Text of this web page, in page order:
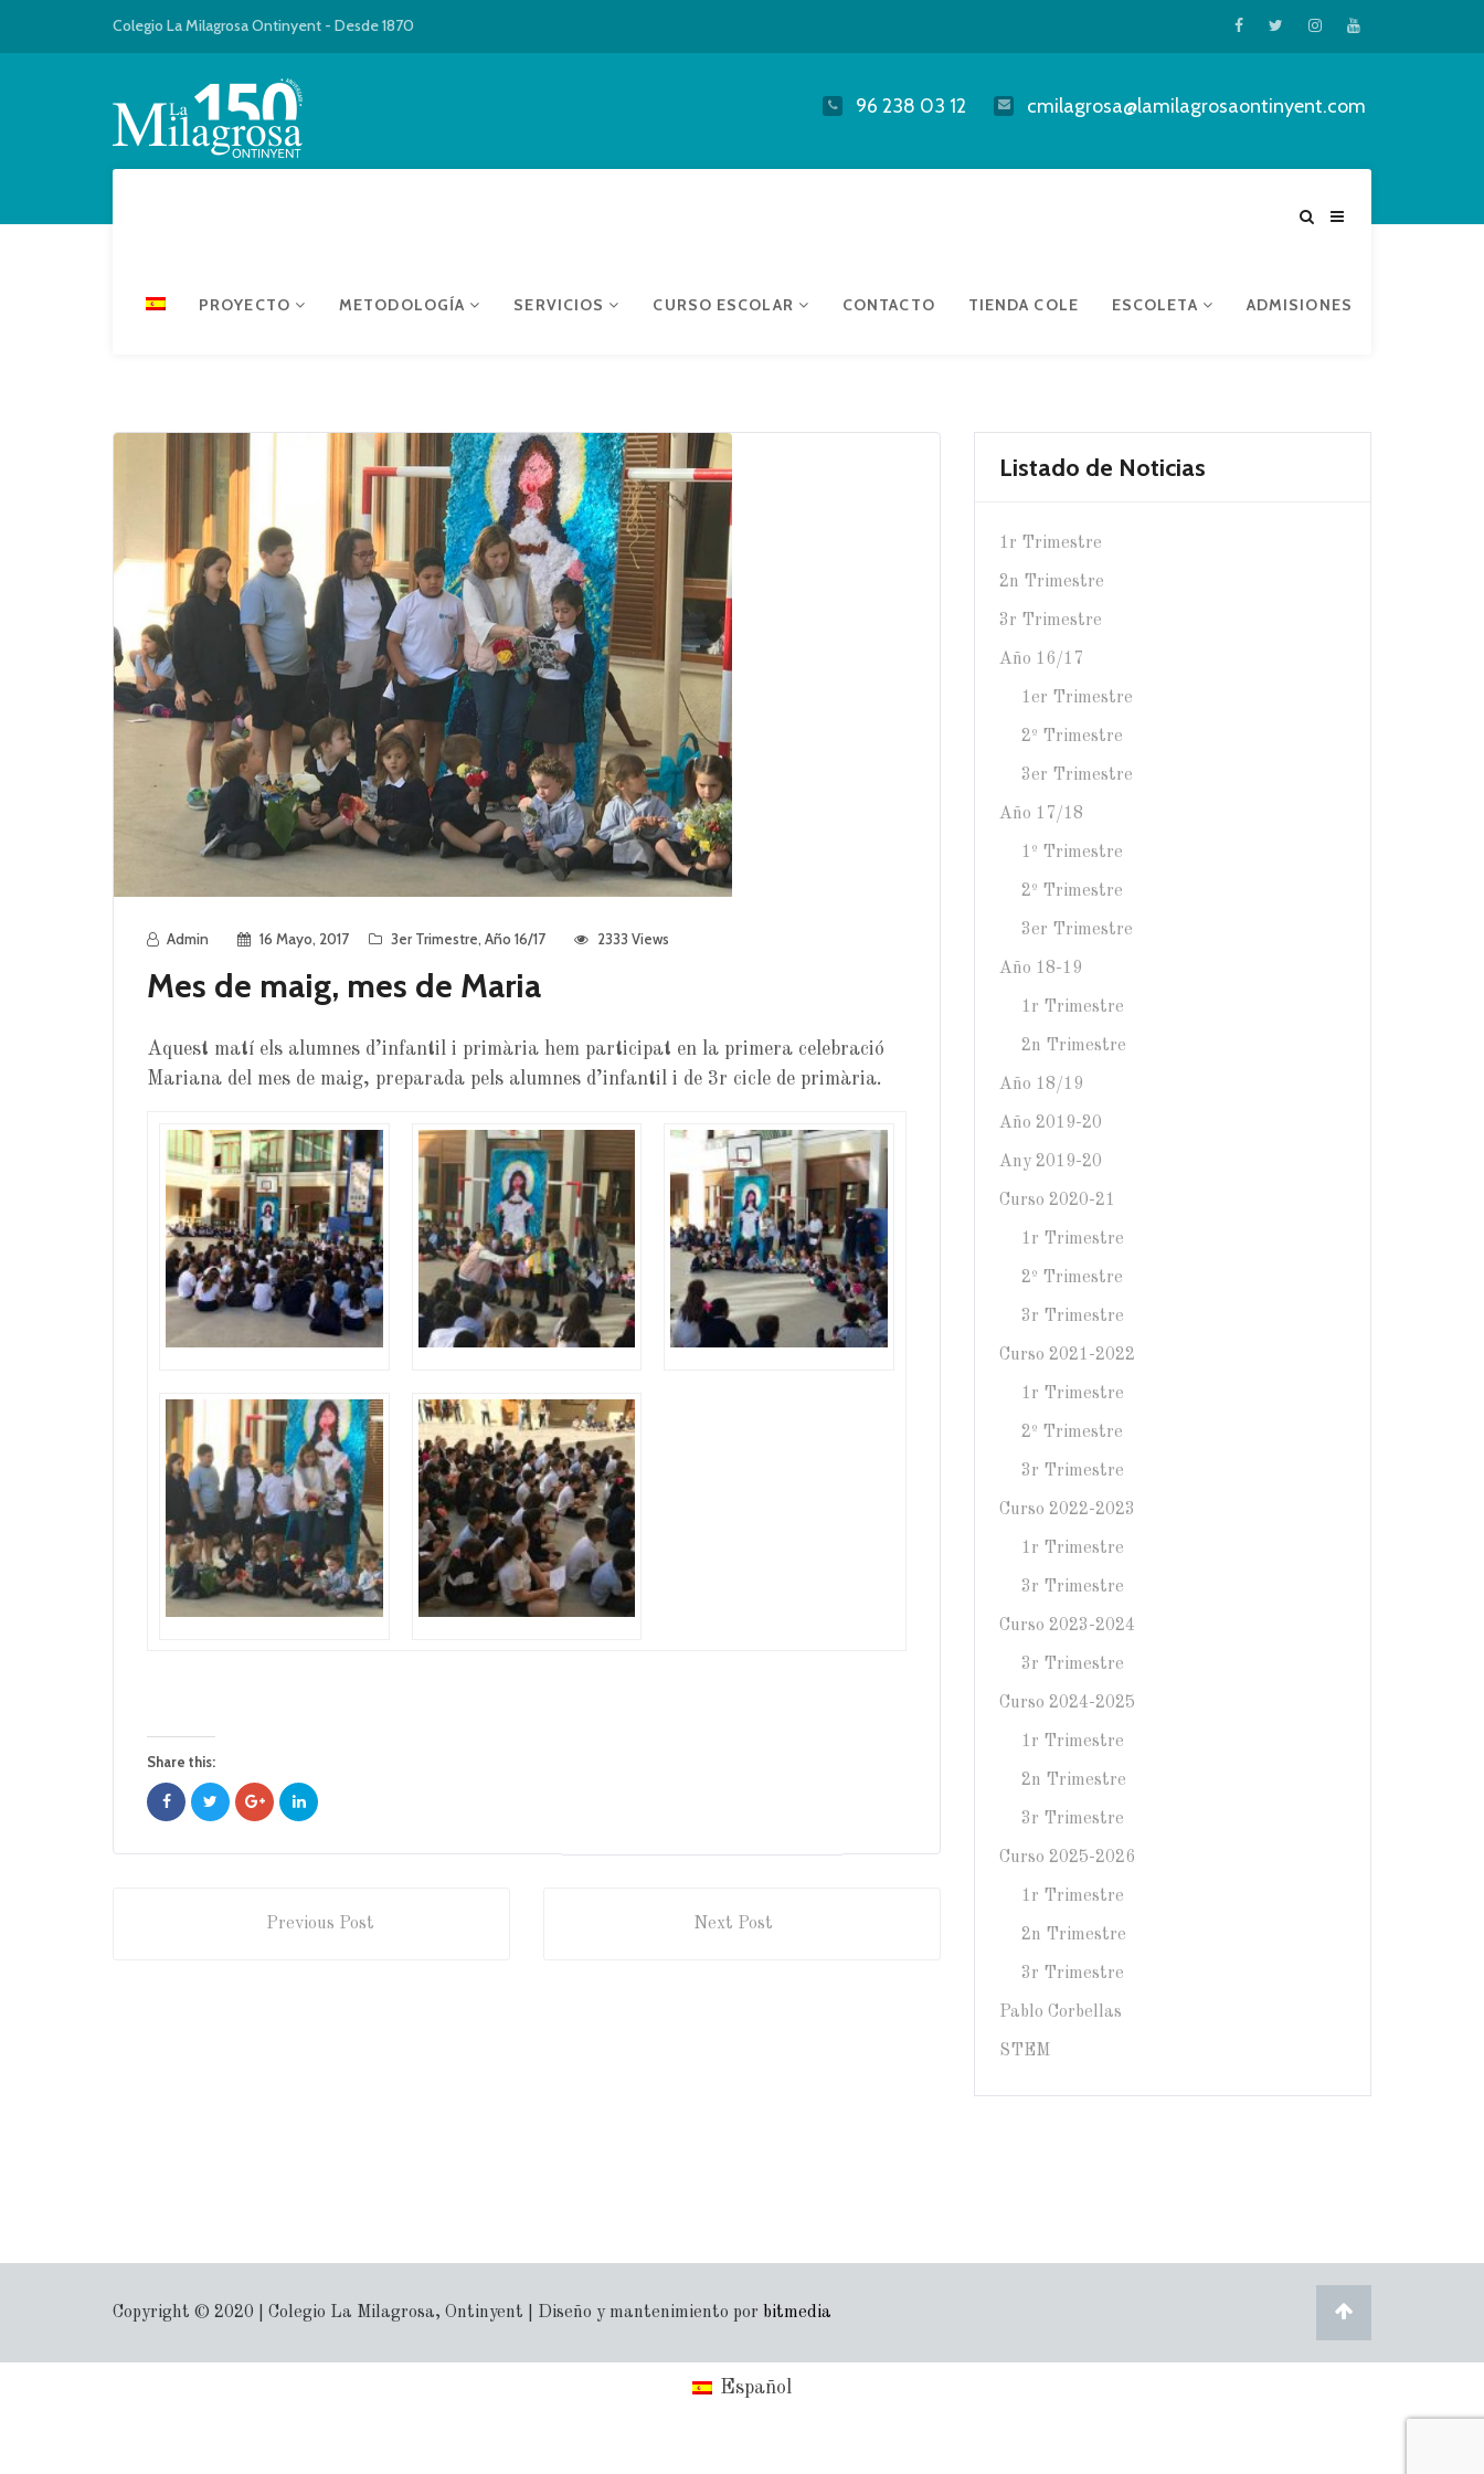
Colegio La Milagrosa Ontinyent - Desde 1870
96 238 03 12 cmilagrosa@lamilagrosaontinyent.com
PROYECTO METODOLOGÍA SERVICIOS CURSO ESCOLAR CONTACTO TIENDA COLE ESCOLETA ADMISIONES
Admin 16 Mayo, 2017 3er Trimestre, Año 16/17 2333 Views
Mes de maig, mes de Maria
Aquest matí els alumnes d’infantil i primària hem participat en la primera celebració
Mariana del mes de maig, preparada pels alumnes d’infantil i de 3r cicle de primària.
Share this:
Previous Post Next Post
Listado de Noticias
1r Trimestre
2n Trimestre
3r Trimestre
Año 16/17
1er Trimestre
2º Trimestre
3er Trimestre
Año 17/18
1º Trimestre
2º Trimestre
3er Trimestre
Año 18-19
1r Trimestre
2n Trimestre
Año 18/19
Año 2019-20
Any 2019-20
Curso 2020-21
1r Trimestre
2º Trimestre
3r Trimestre
Curso 2021-2022
1r Trimestre
2º Trimestre
3r Trimestre
Curso 2022-2023
1r Trimestre
3r Trimestre
Curso 2023-2024
3r Trimestre
Curso 2024-2025
1r Trimestre
2n Trimestre
3r Trimestre
Curso 2025-2026
1r Trimestre
2n Trimestre
3r Trimestre
Pablo Corbellas
STEM
Copyright © 2020 | Colegio La Milagrosa, Ontinyent | Diseño y mantenimiento por bitmedia
Español